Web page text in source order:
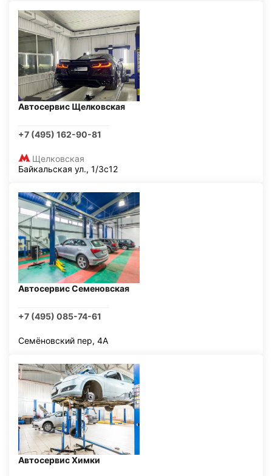
Автосервис Щелковская
+7 (495) 162-90-81
Щелковская
Байкальская ул., 1/3с12
Автосервис Семеновская
+7 (495) 085-74-61
Семёновский пер, 4А
Автосервис Химки